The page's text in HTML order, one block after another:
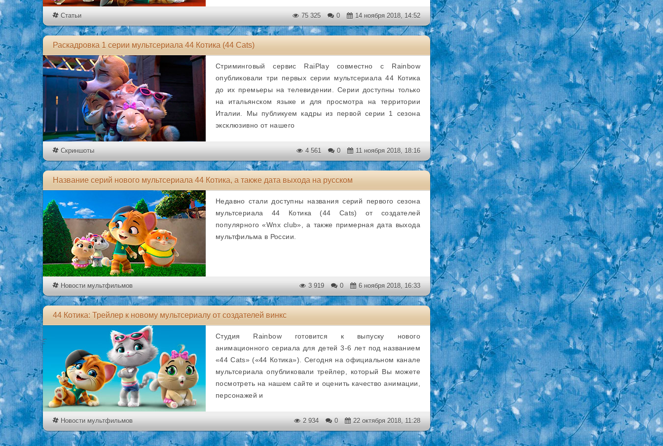
Статьи 75 325 0 14 ноября 2018, 14:52
Раскадровка 1 серии мультсериала 44 Котика (44 Cats)
Стриминговый сервис RaiPlay совместно с Rainbow
опубликовали три первых серии мультсериала 44 Котика
до их премьеры на телевидении. Серии доступны только
на итальянском языке и для просмотра на территории
Италии. Мы публикуем кадры из первой серии 1 сезона
эксклюзивно от нашего
Скриншоты 4 561 0 11 ноября 2018, 18:16
Название серий нового мультсериала 44 Котика, а также дата выхода на русском
Недавно стали доступны названия серий первого сезона
мультсериала 44 Котика (44 Cats) от создателей
популярного «Wnx club», а также примерная дата выхода
мультфильма в России.
Новости мультфильмов 3 919 0 6 ноября 2018, 16:33
44 Котика: Трейлер к новому мультсериалу от создателей винкс
Студия Rainbow готовится к выпуску нового
анимационного сериала для детей 3-6 лет под названием
«44 Cats» («44 Котика»). Сегодня на официальном канале
мультсериала опубликовали трейлер, который Вы можете
посмотреть на нашем сайте и оценить качество анимации,
персонажей и
Новости мультфильмов 2 934 0 22 октября 2018, 11:28